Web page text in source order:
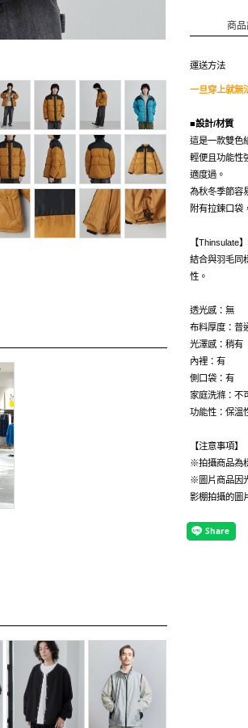
商
運送方法
一旦穿上就無
■設計/材質
這是一款雙色
輕便且功能性
適度過。
為秋冬季節容
附有拉鍊口袋
【Thinsulate
結合與羽毛同
性。
透光感：無
布料厚度：普
光澤感：稍有
內裡：有
側口袋：有
家庭洗滌：不
功能性：保溫
【注意事項】
※拍攝商品為
※圖片商品因
影棚拍攝的圖